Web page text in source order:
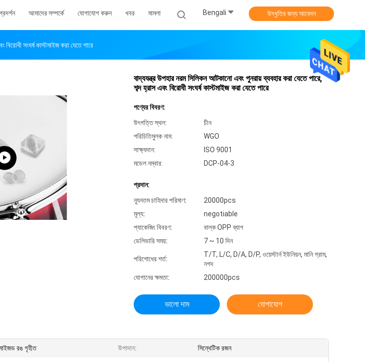
আমাদের সম্পর্কে যোগাযোগ করুন খবর মামলা Bengali উদ্ধৃতির জন্য আবেদন
সংঘর্ষ কাস্টমাইজ করা যেতে পারে
বাদ্যযন্ত্র উপহার নরম সিলিকন আটকানো এবং পুনরায় ব্যবহার করা যেতে পারে,
শব্দ হ্রাস এবং বিরোধী সংঘর্ষ কাস্টমাইজ করা যেতে পারে
পণ্যের বিবরণ:
উৎপত্তি স্থল:
চীন
পরিচিতিমুলক নাম:
WGO
সাক্ষ্যদান:
ISO 9001
মডেল নম্বার:
DCP-04-3
প্রদান:
ন্যূনতম চাহিদার পরিমাণ:
20000pcs
মূল্য:
negotiable
প্যাকেজিং বিবরণ:
বাল্ক OPP ব্যাগ
ডেলিভারি সময়:
7 ~ 10 দিন
পরিশোধের শর্ত:
T/T, L/C, D/A, D/P, ওয়েস্টার্ন ইউনিয়ন, মানি গ্রাম,
নগদ
যোগানের ক্ষমতা:
200000pcs
ভালো দাম যোগাযোগ
রঙ গৃহীত উপাদান: সিন্থেটিক রজন